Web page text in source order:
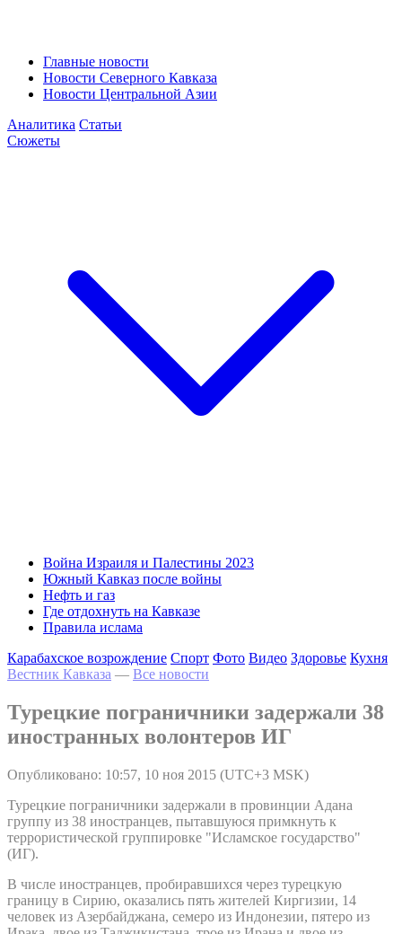
Главные новости
Новости Северного Кавказа
Новости Центральной Азии
Аналитика Статьи
Сюжеты
Война Израиля и Палестины 2023
Южный Кавказ после войны
Нефть и газ
Где отдохнуть на Кавказе
Правила ислама
Карабахское возрождение Спорт Фото Видео Здоровье Кухня
Вестник Кавказа — Все новости
Турецкие пограничники задержали 38
иностранных волонтеров ИГ
Опубликовано: 10:57, 10 ноя 2015 (UTC+3 MSK)
Турецкие пограничники задержали в провинции Адана
группу из 38 иностранцев, пытавшуюся примкнуть к
террористической группировке "Исламское государство"
(ИГ).
В числе иностранцев, пробиравшихся через турецкую
границу в Сирию, оказались пять жителей Киргизии, 14
человек из Азербайджана, семеро из Индонезии, пятеро из